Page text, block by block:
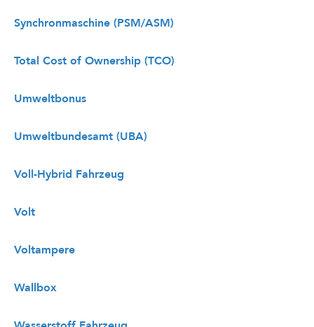
Synchronmaschine (PSM/ASM)
Total Cost of Ownership (TCO)
Umweltbonus
Umweltbundesamt (UBA)
Voll-Hybrid Fahrzeug
Volt
Voltampere
Wallbox